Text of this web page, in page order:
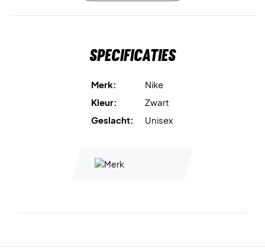
materialen met een geavanceerde constructie, zodat jij
Perforaties op de kroon en het zweetband
Specificaties
Merk:
Nike
Kleur:
Zwart
Geslacht:
Unisex